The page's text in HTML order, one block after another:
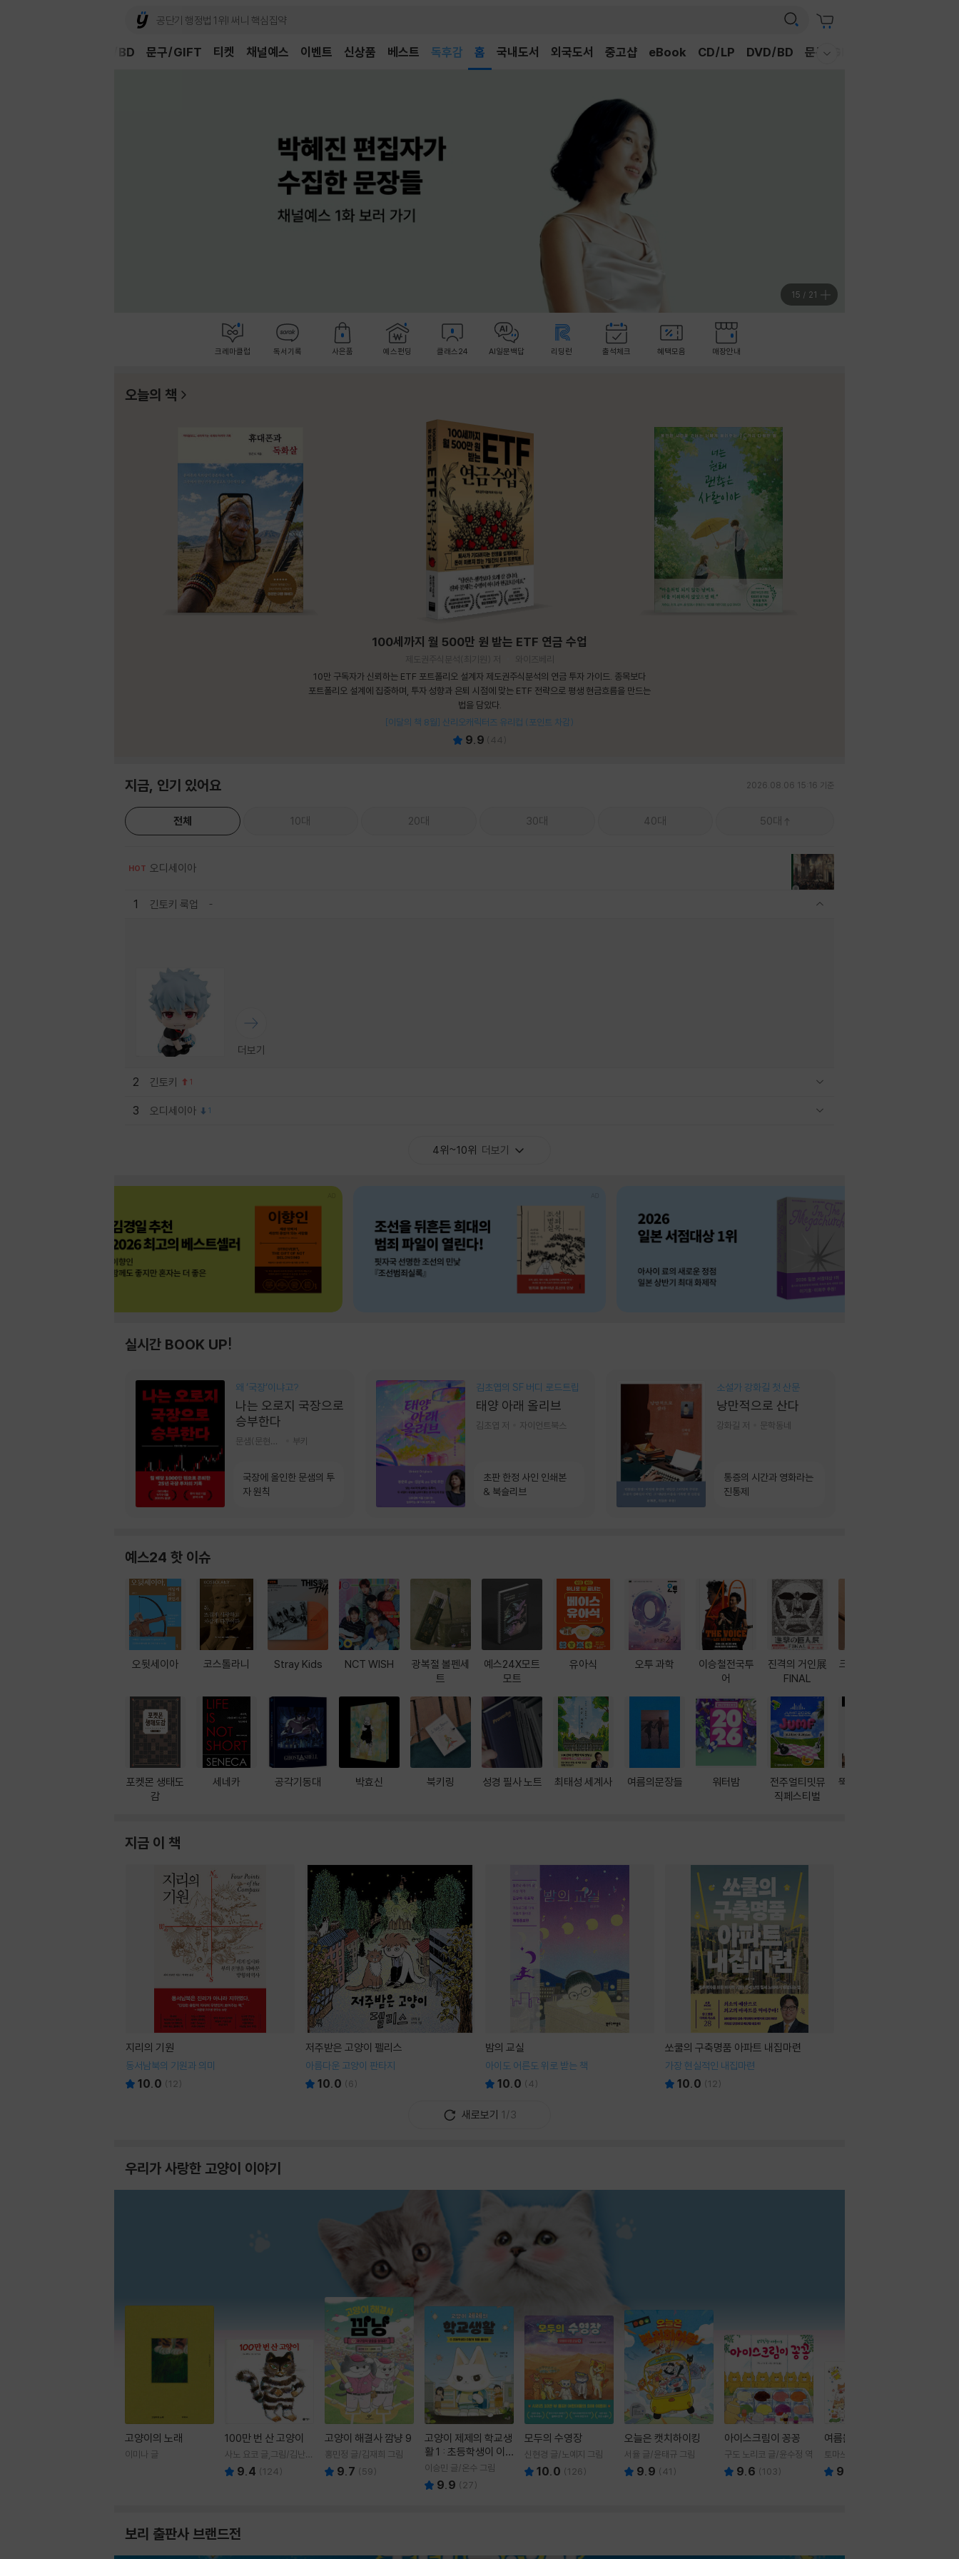
채널예스 이벤트 신상품 베스트 어린이 홈 국내도서 외국도서 중고샵 eBook CD/LP DVD/BD 문구/GIFT
DVD/BD 문구/GIFT 티켓
15 / 21
크레마클럽 독서기록 사은품 예스펀딩 클래스24 AI일문백답 리딩런 출석체크 혜택모음 매장안내
오늘의 책
100세까지 월 500만 원 받는 ETF 연금 수업
제도권주식분석(최기원) 저
와이즈베리
10만 구독자가 신뢰하는 ETF 포트폴리오 설계자 제도권주식분석의 연금 투자 가이드. 종목보다
포트폴리오 설계에 집중하며, 투자 성향과 은퇴 시점에 맞는 ETF 전략으로 평생 현금흐름을 만드는
법을 담았다.
[이달의 책 8월] 산리오캐릭터즈 유리컵 (포인트 차감)
9.9 44
지금, 인기 있어요 2026.08.06 15:16 기준
전체 10대 20대 30대 40대 50대
HOT 오디세이아
1 긴토키 룩업
더보기
2 긴토키 1
3 오디세이아 1
4위~10위 더보기
실시간 BOOK UP!
왜 ‘국장‘이냐고?
나는 오로지 국장으로
승부한다
부키
국장에 올인한 문샘의 투
자 원칙
김초엽의 SF 버디 로드트립
태양 아래 올리브
김초엽 저 자이언트북스
초판 한정 사인 인쇄본
& 북슬리브
소설가 강화길 첫 산문
낭만적으로 산다
강화길 저 문학동네
통증의 시간과 영화라는
진통제
예스24 핫 이슈
오뒷세이아
포켓몬 생태도
감
코스톨라니
세네카
Stray Kids
공각기동대
NCT WISH
박효신
광복절 볼펜세
트
북키링
예스24X모트
모트
성경 필사 노트
유아식
최태성 세계사
오투 과학
여름의문장들
이승철전국투
어
워터밤
진격의 거인展
FINAL
전주얼티밋뮤
직페스티벌
크레마 이북 리
뚝딱! AI 3대장
지금 이 책
지리의 기원
동서남북의 기원과 의미
10.0 (12)
저주받은 고양이 펠리스
아름다운 고양이 판타지
10.0 (6)
밤의 교실
아이도 어른도 위로 받는 책
10.0 (4)
쏘쿨의 구축명품 아파트 내집마련
가장 현실적인 내집마련
10.0 (12)
새로보기 1/3
우리가 사랑한 고양이 이야기
고양이의 노래
이미나 글
100만 번 산 고양이
사노 요코 글,그림/김난주
역 9.4 (124)
고양이 해결사 깜냥 9
홍민정 글/김재희 그림
9.7 (59)
고양이 제제의 학교생
활 1 : 초등학생이 이
렇게 힘들 줄이야
이승민 글/온수 그림
9.9 ( 27)
모두의 수영장
신현경 글/노예지 그림
10.0 (126)
오늘은 캣치하이킹
서율 글/윤태규 그림
9.9 (41 )
아이스크림이 꽁꽁
구도 노리코 글/윤수정 역
9.6 (103)
여름을 부탁해
토마쓰리 글그림
9.8
보리 출판사 브랜드전